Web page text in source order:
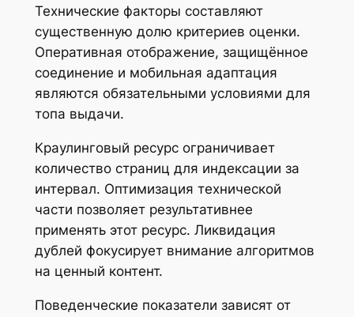
Технические факторы составляют
существенную долю критериев оценки.
Оперативная отображение, защищённое
соединение и мобильная адаптация
являются обязательными условиями для
топа выдачи.
Краулинговый ресурс ограничивает
количество страниц для индексации за
интервал. Оптимизация технической
части позволяет результативнее
применять этот ресурс. Ликвидация
дублей фокусирует внимание алгоритмов
на ценный контент.
Поведенческие показатели зависят от